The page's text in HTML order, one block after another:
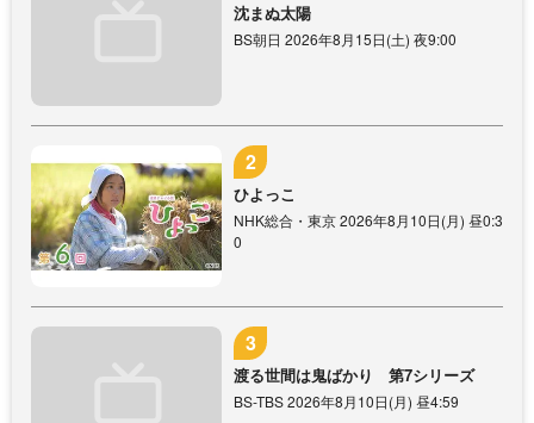
沈まぬ太陽
BS朝日 2026年8月15日(土) 夜9:00
ひよっこ
NHK総合・東京 2026年8月10日(月) 昼0:3
0
渡る世間は鬼ばかり 第7シリーズ
BS-TBS 2026年8月10日(月) 昼4:59